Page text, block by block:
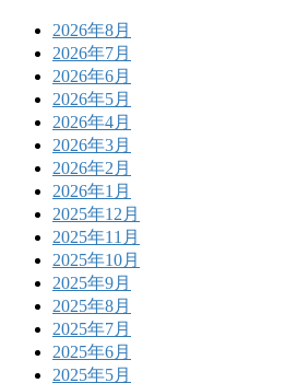
2026年8月
2026年7月
2026年6月
2026年5月
2026年4月
2026年3月
2026年2月
2026年1月
2025年12月
2025年11月
2025年10月
2025年9月
2025年8月
2025年7月
2025年6月
2025年5月